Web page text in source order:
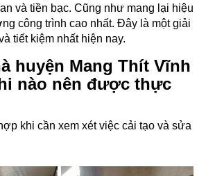
và tiền bạc. Cũng như mang lại hiệu
công trình cao nhất. Đây là một giải
tiết kiệm nhất hiện nay.
huyện Mang Thít Vĩnh
nào nên được thực
khi cần xem xét việc cải tạo và sửa